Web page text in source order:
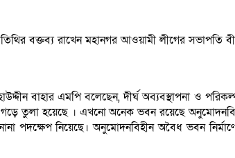
বক্তব্য রাখেন মহানগর আওয়ামী লীগের সভাপতি
বাহার এমপি বলেছেন, দীর্ঘ অব্যবস্থাপনা ও
তুলা হয়েছে । এখনো অনেক ভবন রয়েছে
পদক্ষেপ নিয়েছে। অনুমোদনবিহীন অবৈধ ভবন